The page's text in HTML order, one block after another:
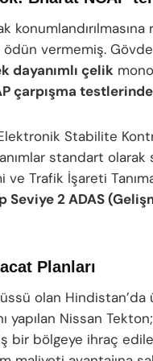
vermemiş. Gövde
dayanımlı çelik
çarpışma
Stabilite
standart
ve Trafik İşareti
Seviye 2 ADAS
Planları
olan Hindistan’da
yapılan Nissan
bir bölgeye ihraç